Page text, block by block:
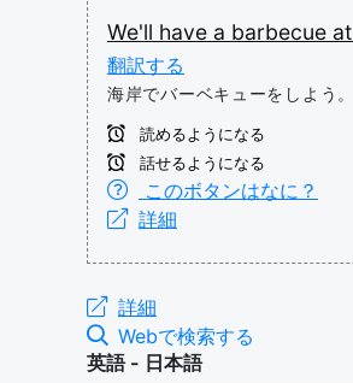
We'll have a barbecue at
翻訳する
海岸でバーベキューをしよう。
読めるようになる
話せるようになる
このボタンはなに？
詳細
詳細
Webで検索する
英語 - 日本語